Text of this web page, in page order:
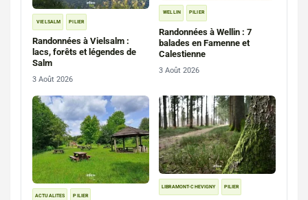
VIELSALM PILIER
Randonnées à Vielsalm :
lacs, forêts et légendes de
Salm
3 Août 2026
WELLIN PILIER
Randonnées à Wellin : 7
balades en Famenne et
Calestienne
3 Août 2026
ACTUALITES PILIER
LIBRAMONT-CHEVIGNY PILIER